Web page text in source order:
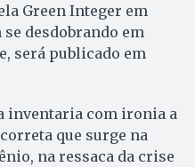
Green Integer em
se desdobrando em
será publicado em
inventaria com ironia a
que surge na
na ressaca da crise